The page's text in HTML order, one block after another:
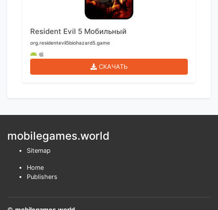
Resident Evil 5 Мобильный
org.residentevil5biohazard5.game
СКАЧАТЬ
mobilegames.world
Sitemap
Home
Publishers